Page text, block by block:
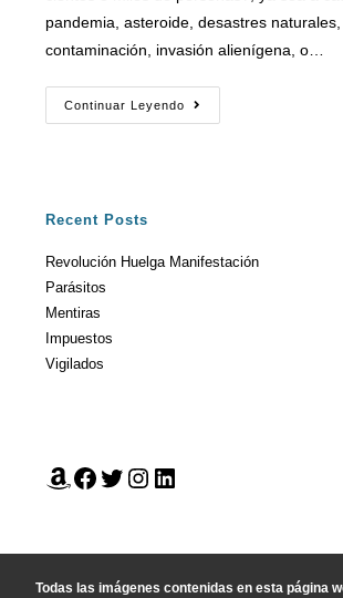
pandemia, asteroide, desastres
contaminación, invasión alienígena, o…
Continuar Leyendo
Recent Posts
Revolución Huelga Manifestación
Parásitos
Mentiras
Impuestos
Vigilados
Todas las imágenes contenidas en esta página